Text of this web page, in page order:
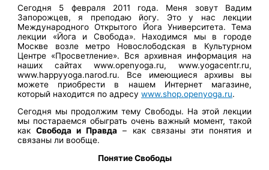
Сегодня 5 февраля 2011 года. Меня зовут Вадим
Запорожцев, я преподаю йогу. Это у нас лекции
Международного Открытого Йога Университета. Тема
лекции «Йога и Свобода». Находимся мы в городе
Москве возле метро Новослободская в Культурном
Центре «Просветление». Вся архивная информация на
наших сайтах www.openyoga.ru, www.yogacentr.ru,
www.happyyoga.narod.ru. Все имеющиеся архивы вы
можете приобрести в нашем Интернет магазине,
который находится по адресуwww.shop.openyoga.ru.
Сегодня мы продолжим тему Свободы. На этой лекции
мы постараемся обыграть очень важный момент, такой
какСвобода и Правда – как связаны эти понятия и
связаны ли вообще.
Понятие Свободы